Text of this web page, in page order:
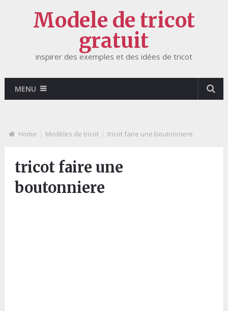
Modele de tricot
gratuit
inspirer des exemples et des idées de tricot
MENU
Home Modèles de tricot tricot faire une boutonniere
tricot faire une
boutonniere